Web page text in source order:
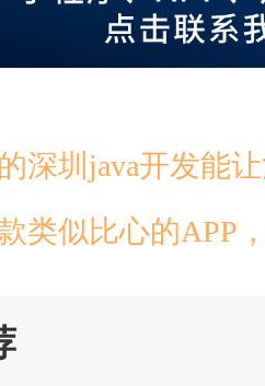
深圳java开发能
类似比心的APP